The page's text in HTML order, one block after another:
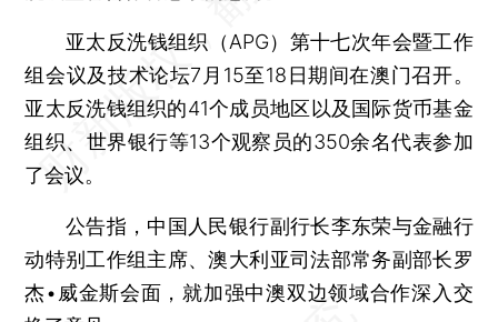
亚太反洗钱组织（APG）第十七次年会暨工作
组会议及技术论坛7月15至18日期间在澳门召开。
亚太反洗钱组织的41个成员地区以及国际货币基金
组织、世界银行等13个观察员的350余名代表参加
了会议。
公告指，中国人民银行副行长李东荣与金融行
动特别工作组主席、澳大利亚司法部常务副部长罗
杰•威金斯会面，就加强中澳双边领域合作深入交